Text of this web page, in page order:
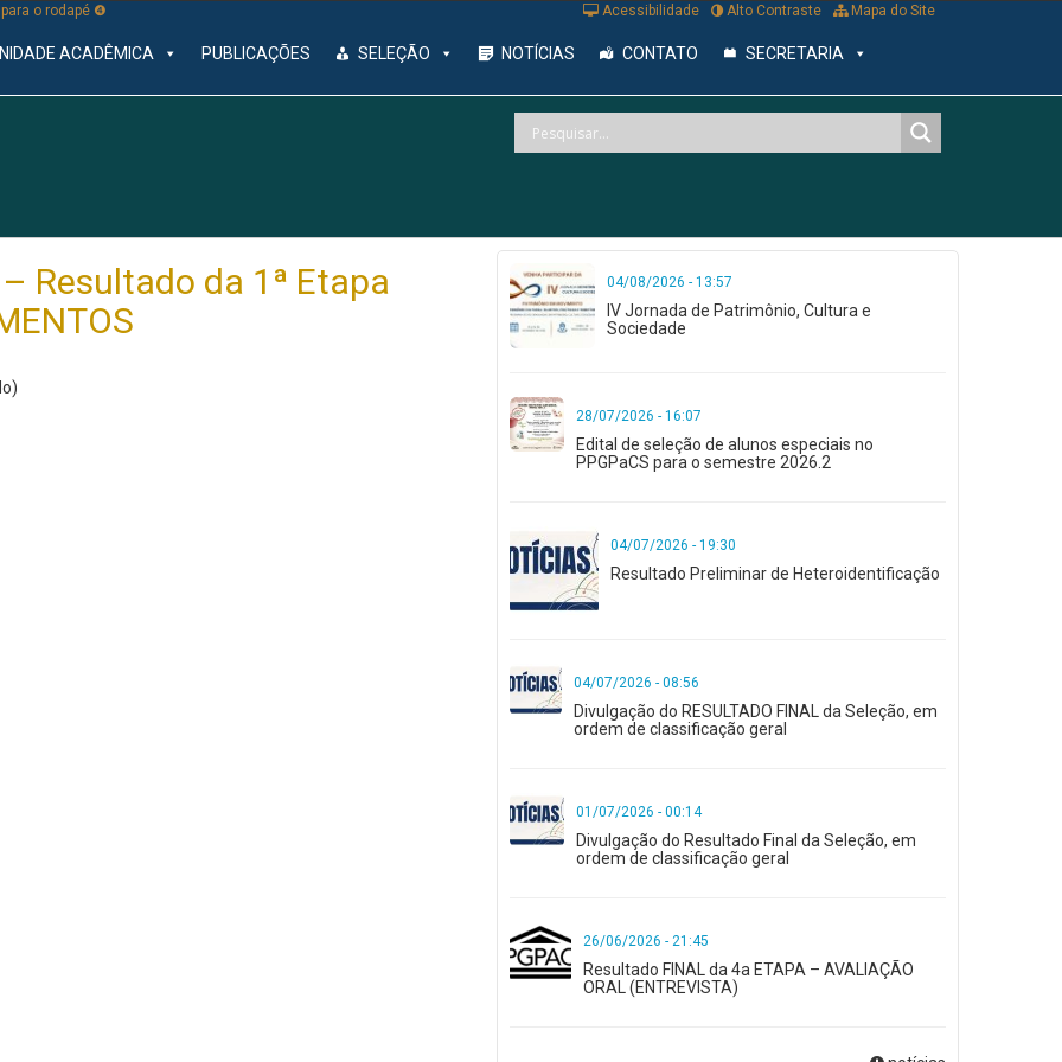
para o rodapé ❹ Mapa do Site
Alto Contraste
Acessibilidade
ACADÊMICA PUBLICAÇÕES SELEÇÃO NOTÍCIAS CONTATO SECRETARIA
– Resultado da 1ª Etapa
04/08/2026 - 13:57
IV Jornada de Patrimônio, Cultura e
Sociedade
28/07/2026 - 16:07
Edital de seleção de alunos especiais no
PPGPaCS para o semestre 2026.2
04/07/2026 - 19:30
Resultado Preliminar de Heteroidentificação
04/07/2026 - 08:56
Divulgação do RESULTADO FINAL da Seleção, em
ordem de classificação geral
01/07/2026 - 00:14
Divulgação do Resultado Final da Seleção, em
ordem de classificação geral
26/06/2026 - 21:45
Resultado FINAL da 4a ETAPA – AVALIAÇÃO
ORAL (ENTREVISTA)